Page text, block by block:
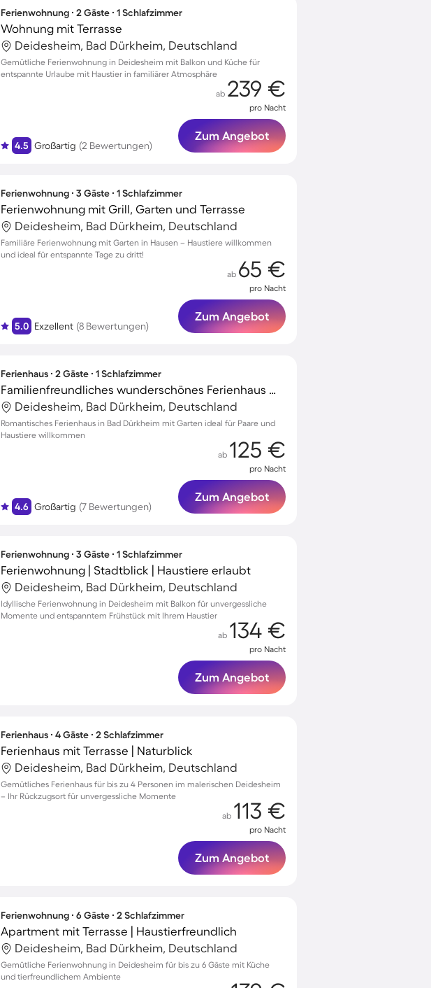
Ferienwohnung ∙ 2 Gäste ∙ 1 Schlafzimmer
Wohnung mit Terrasse
Deidesheim, Bad Dürkheim, Deutschland
Gemütliche Ferienwohnung in Deidesheim mit Balkon und Küche für
entspannte Urlaube mit Haustier in familiärer Atmosphäre
4.5 Großartig (2 Bewertungen)
ab 239 €
pro Nacht
Zum Angebot
Ferienwohnung ∙ 3 Gäste ∙ 1 Schlafzimmer
Ferienwohnung mit Grill, Garten und Terrasse
Deidesheim, Bad Dürkheim, Deutschland
Familiäre Ferienwohnung mit Garten in Hausen – Haustiere willkommen
und ideal für entspannte Tage zu dritt!
5.0 Exzellent (8 Bewertungen)
ab 65 €
pro Nacht
Zum Angebot
Ferienhaus ∙ 2 Gäste ∙ 1 Schlafzimmer
Familienfreundliches wunderschönes Ferienhaus mit Terrasse, Grill und Garten | Haustiere sind willkommen
Deidesheim, Bad Dürkheim, Deutschland
Romantisches Ferienhaus in Bad Dürkheim mit Garten ideal für Paare und
Haustiere willkommen
4.6 Großartig (7 Bewertungen)
ab 125 €
pro Nacht
Zum Angebot
Ferienwohnung ∙ 3 Gäste ∙ 1 Schlafzimmer
Ferienwohnung | Stadtblick | Haustiere erlaubt
Deidesheim, Bad Dürkheim, Deutschland
Idyllische Ferienwohnung in Deidesheim mit Balkon für unvergessliche
Momente und entspanntem Frühstück mit Ihrem Haustier
ab 134 €
pro Nacht
Zum Angebot
Ferienhaus ∙ 4 Gäste ∙ 2 Schlafzimmer
Ferienhaus mit Terrasse | Naturblick
Deidesheim, Bad Dürkheim, Deutschland
Gemütliches Ferienhaus für bis zu 4 Personen im malerischen Deidesheim
– Ihr Rückzugsort für unvergessliche Momente
ab 113 €
pro Nacht
Zum Angebot
Ferienwohnung ∙ 6 Gäste ∙ 2 Schlafzimmer
Apartment mit Terrasse | Haustierfreundlich
Deidesheim, Bad Dürkheim, Deutschland
Gemütliche Ferienwohnung in Deidesheim für bis zu 6 Gäste mit Küche
und tierfreundlichem Ambiente